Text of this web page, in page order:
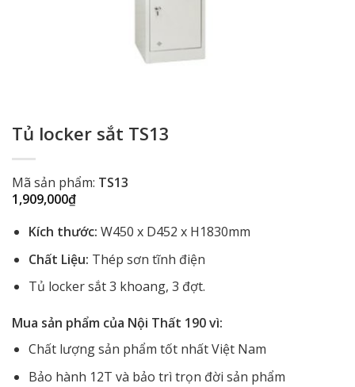
Tủ locker sắt TS13
Mã sản phẩm: TS13
1,909,000₫
Kích thước: W450 x D452 x H1830mm
Chất Liệu: Thép sơn tĩnh điện
Tủ locker sắt 3 khoang, 3 đợt.
Mua sản phẩm của Nội Thất 190 vì:
Chất lượng sản phẩm tốt nhất Việt Nam
Bảo hành 12T và bảo trì trọn đời sản phẩm